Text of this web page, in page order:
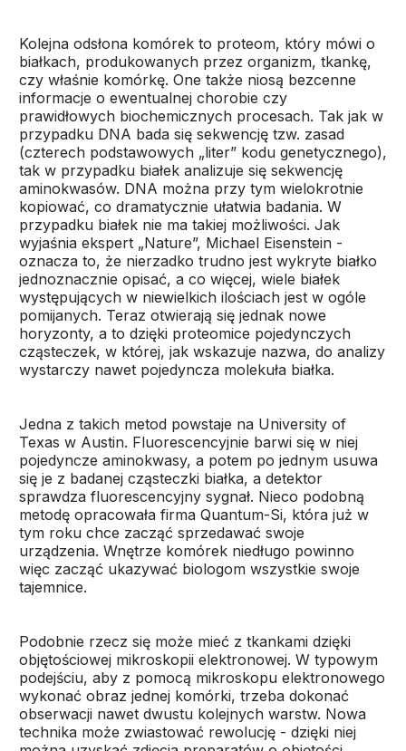
Kolejna odsłona komórek to proteom, który mówi o
białkach, produkowanych przez organizm, tkankę,
czy właśnie komórkę. One także niosą bezcenne
informacje o ewentualnej chorobie czy
prawidłowych biochemicznych procesach. Tak jak w
przypadku DNA bada się sekwencję tzw. zasad
(czterech podstawowych „liter” kodu genetycznego),
tak w przypadku białek analizuje się sekwencję
aminokwasów. DNA można przy tym wielokrotnie
kopiować, co dramatycznie ułatwia badania. W
przypadku białek nie ma takiej możliwości. Jak
wyjaśnia ekspert „Nature”, Michael Eisenstein -
oznacza to, że nierzadko trudno jest wykryte białko
jednoznacznie opisać, a co więcej, wiele białek
występujących w niewielkich ilościach jest w ogóle
pomijanych. Teraz otwierają się jednak nowe
horyzonty, a to dzięki proteomice pojedynczych
cząsteczek, w której, jak wskazuje nazwa, do analizy
wystarczy nawet pojedyncza molekuła białka.
Jedna z takich metod powstaje na University of
Texas w Austin. Fluorescencyjnie barwi się w niej
pojedyncze aminokwasy, a potem po jednym usuwa
się je z badanej cząsteczki białka, a detektor
sprawdza fluorescencyjny sygnał. Nieco podobną
metodę opracowała firma Quantum-Si, która już w
tym roku chce zacząć sprzedawać swoje
urządzenia. Wnętrze komórek niedługo powinno
więc zacząć ukazywać biologom wszystkie swoje
tajemnice.
Podobnie rzecz się może mieć z tkankami dzięki
objętościowej mikroskopii elektronowej. W typowym
podejściu, aby z pomocą mikroskopu elektronowego
wykonać obraz jednej komórki, trzeba dokonać
obserwacji nawet dwustu kolejnych warstw. Nowa
technika może zwiastować rewolucję - dzięki niej